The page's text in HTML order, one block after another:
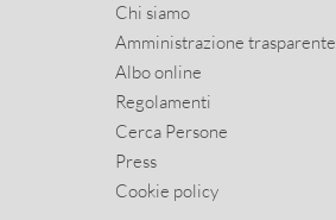
Chi siamo
Amministrazione trasparente
Albo online
Regolamenti
Cerca Persone
Press
Cookie policy